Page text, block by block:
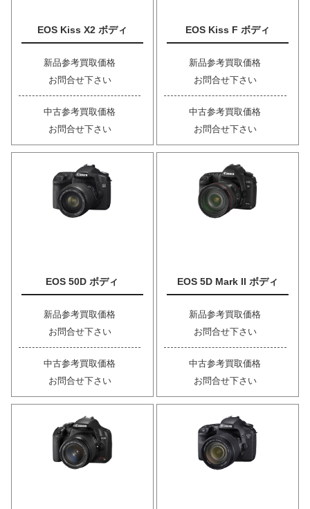
EOS Kiss X2 ボディ
新品参考買取価格
お問合せ下さい
中古参考買取価格
お問合せ下さい
EOS Kiss F ボディ
新品参考買取価格
お問合せ下さい
中古参考買取価格
お問合せ下さい
EOS 50D ボディ
新品参考買取価格
お問合せ下さい
中古参考買取価格
お問合せ下さい
EOS 5D Mark II ボディ
新品参考買取価格
お問合せ下さい
中古参考買取価格
お問合せ下さい